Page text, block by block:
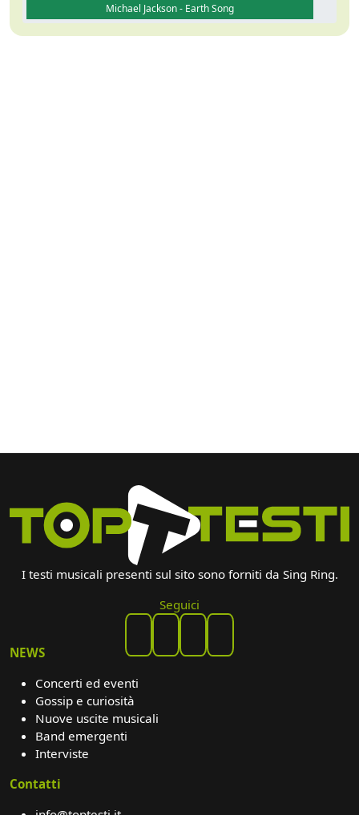
Michael Jackson - Earth Song
I testi musicali presenti sul sito sono forniti da Sing Ring.
Seguici
NEWS
Concerti ed eventi
Gossip e curiosità
Nuove uscite musicali
Band emergenti
Interviste
Contatti